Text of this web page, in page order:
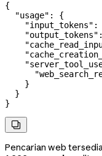
{
  "usage"
: {
    "input_tokens"
:
    "output_tokens"
    }
  }
}

Pencarian web